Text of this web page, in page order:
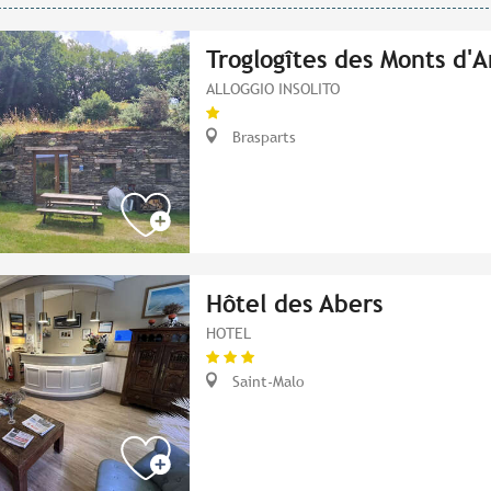
Troglogîtes des Monts
ALLOGGIO INSOLITO
Brasparts
Hôtel des Abers
HOTEL
Saint-Malo